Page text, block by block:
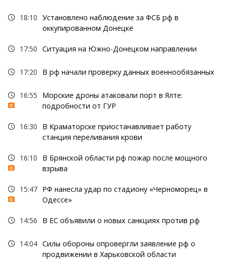
18:10 Установлено наблюдение за ФСБ рф в
оккупированном Донецке
17:50 Ситуация на Южно-Донецком направлении
17:20 В рф начали проверку данных военнообязанных
16:55
Морские дроны атаковали порт в Ялте:
подробности от ГУР
16:30
В Краматорске приостанавливает работу
станция переливания крови
16:10
В Брянской области рф пожар после мощного
взрыва
15:47 РФ нанесла удар по стадиону «Черноморец» в
Одессе»
14:56 В ЕС объявили о новых санкциях против рф
14:04 Силы обороны опровергли заявление рф о
продвижении в Харьковской области